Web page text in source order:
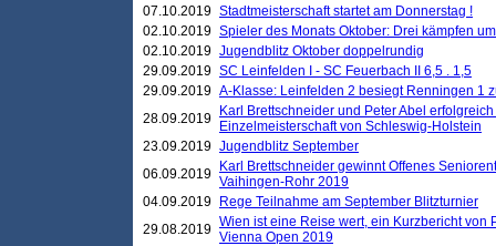
07.10.2019 Stadtmeisterschaft startet am Donnerstag !
02.10.2019 Spieler des Monats Oktober: Drei kämpfen
02.10.2019 Jugendblitz Oktober doppelrundig
29.09.2019 SC Leinfelden I - SC Feuerbach II 6,5 . 1,5
29.09.2019 A-Klasse: Leinfelden 2 besiegt Renningen 1
28.09.2019
Karl Brettschneider und Peter Abel
Einzelmeisterschaft von Schleswig-Holstein
23.09.2019 Jugendblitz September
06.09.2019
Karl Brettschneider gewinnt Offenes
Vaihingen-Rohr 2019
04.09.2019
Rege Teilnahme am September Blitzturnier
29.08.2019 Wien ist eine Reise wert, ein Kurzbericht von
Vienna Open 2019